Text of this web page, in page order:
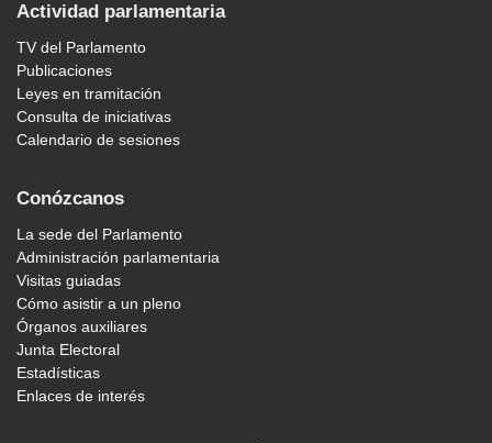
Actividad parlamentaria
TV del Parlamento
Publicaciones
Leyes en tramitación
Consulta de iniciativas
Calendario de sesiones
Conózcanos
La sede del Parlamento
Administración parlamentaria
Visitas guiadas
Cómo asistir a un pleno
Órganos auxiliares
Junta Electoral
Estadísticas
Enlaces de interés